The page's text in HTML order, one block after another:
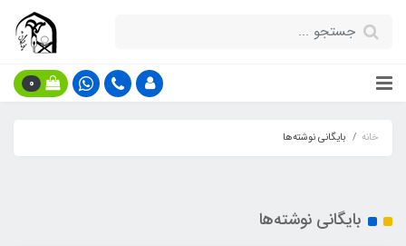
0
خانه بایگانی نوشته‌ها
بایگانی نوشته‌ها